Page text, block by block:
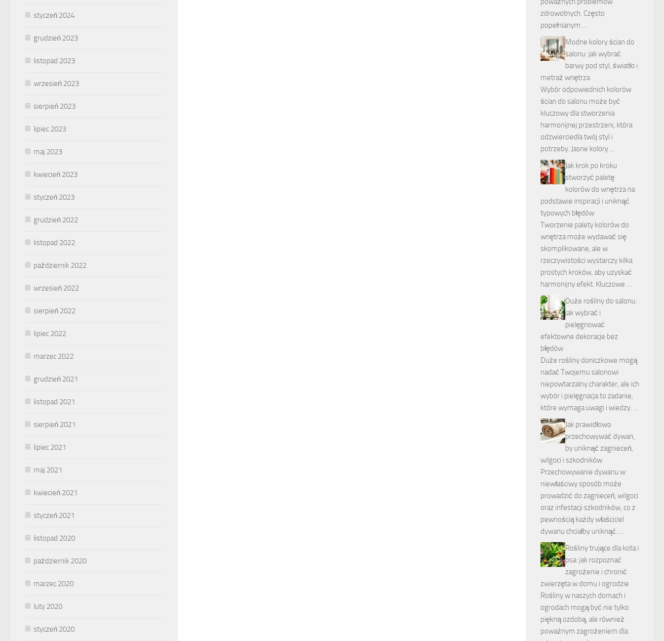
styczeń 2024
grudzień 2023
listopad 2023
wrzesień 2023
sierpień 2023
lipiec 2023
maj 2023
kwiecień 2023
styczeń 2023
grudzień 2022
listopad 2022
październik 2022
wrzesień 2022
sierpień 2022
lipiec 2022
marzec 2022
grudzień 2021
listopad 2021
sierpień 2021
lipiec 2021
maj 2021
kwiecień 2021
styczeń 2021
listopad 2020
październik 2020
marzec 2020
luty 2020
styczeń 2020
zdrowotnych. Często
popełnianym …
Modne kolory ścian do
salonu: jak wybrać
barwy pod styl, światło i
metraż wnętrza
Wybór odpowiednich kolorów
ścian do salonu może być
kluczowy dla stworzenia
harmonijnej przestrzeni, która
odzwierciedla twój styl i
potrzeby. Jasne kolory …
Jak krok po kroku
stworzyć paletę
kolorów do wnętrza na
podstawie inspiracji i uniknąć
typowych błędów
Tworzenie palety kolorów do
wnętrza może wydawać się
skomplikowane, ale w
rzeczywistości wystarczy kilka
prostych kroków, aby uzyskać
harmonijny efekt. Kluczowe …
Duże rośliny do salonu:
jak wybrać i
pielęgnować
efektowne dekoracje bez
błędów
Duże rośliny doniczkowe mogą
nadać Twojemu salonowi
niepowtarzalny charakter, ale ich
wybór i pielęgnacja to zadanie,
które wymaga uwagi i wiedzy. …
Jak prawidłowo
przechowywać dywan,
by uniknąć zagnieceń,
wilgoci i szkodników
Przechowywanie dywanu w
niewłaściwy sposób może
prowadzić do zagnieceń, wilgoci
oraz infestacji szkodników, co z
pewnością każdy właściciel
dywanu chciałby uniknąć. …
Rośliny trujące dla kota i
psa: jak rozpoznać
zagrożenie i chronić
zwierzęta w domu i ogrodzie
Rośliny w naszych domach i
ogrodach mogą być nie tylko
piękną ozdobą, ale również
poważnym zagrożeniem dla